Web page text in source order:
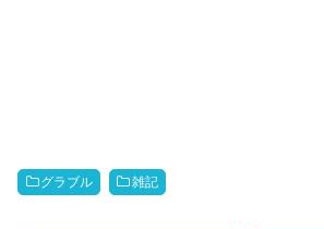
グラブル 雑記